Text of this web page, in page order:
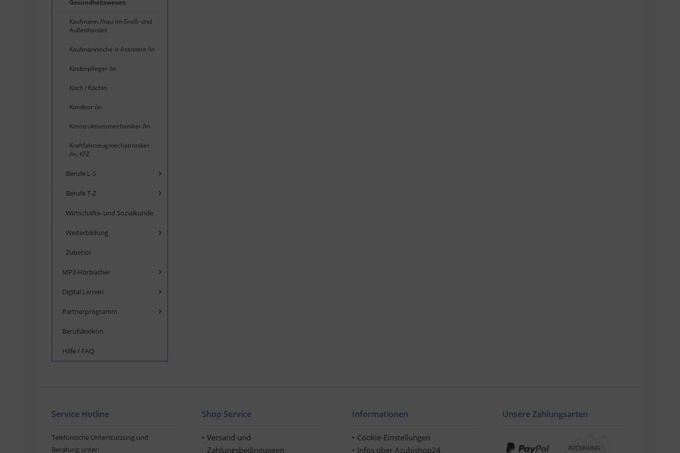
Gesundheitswesen
Kaufmann /frau im Groß- und
Außenhandel
Kaufmännische /r Assistent /in
Kinderpfleger /in
Koch / Köchin
Konditor /in
Konstruktionsmechaniker /in
Kraftfahrzeugmechatroniker
/in, KFZ
Berufe L-S
Berufe T-Z
Wirtschafts- und Sozialkunde
Weiterbildung
Zubehör
MP3 Hörbücher
Digital Lernen
Partnerprogramm
Berufslexikon
Hilfe / FAQ
Service Hotline
Telefonische Unterstützung und
Beratung unter:
Shop Service
Versand und
Zahlungsbedingungen
Informationen
Cookie-Einstellungen
Infos über Azubishop24
Unsere Zahlungsarten